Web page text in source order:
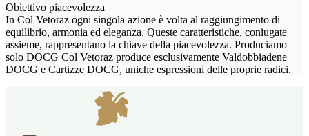
Obiettivo piacevolezza
In Col Vetoraz ogni singola azione è volta al raggiungimento di
equilibrio, armonia ed eleganza. Queste caratteristiche, coniugate
assieme, rappresentano la chiave della piacevolezza. Produciamo
solo DOCG Col Vetoraz produce esclusivamente Valdobbiadene
DOCG e Cartizze DOCG, uniche espressioni delle proprie radici.